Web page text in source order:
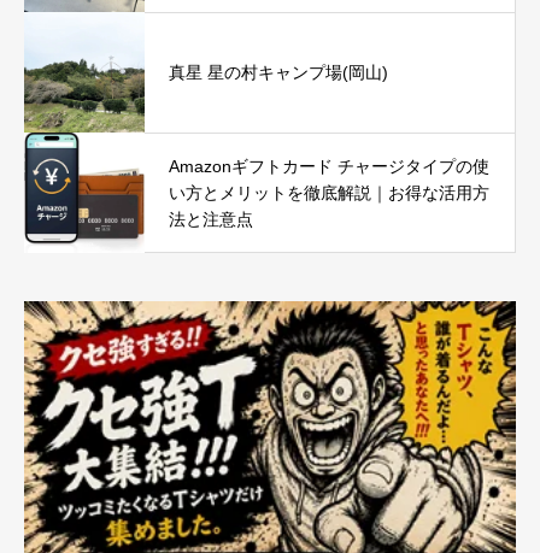
真星 星の村キャンプ場(岡山)
Amazonギフトカード チャージタイプの使
い方とメリットを徹底解説｜お得な活用方
法と注意点